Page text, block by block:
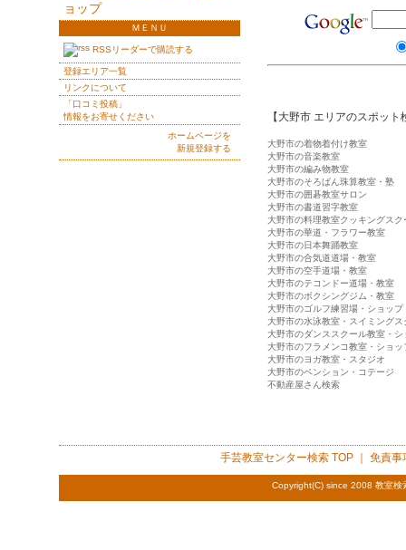
【大野市 エリアのスポット
大野市の着物着付け教室
大野市の音楽教室
大野市の編み物教室
大野市のそろばん珠算教室・塾
大野市の囲碁教室サロン
大野市の書道習字教室
大野市の料理教室クッキングスク
大野市の華道・フラワー教室
大野市の日本舞踊教室
大野市の合気道道場・教室
大野市の空手道場・教室
大野市のテコンドー道場・教室
大野市のボクシングジム・教室
大野市のゴルフ練習場・ショップ
大野市の水泳教室・スイミングス
大野市のダンススクール教室・シ
大野市のフラメンコ教室・ショッ
大野市のヨガ教室・スタジオ
大野市のペンション・コテージ
不動産屋さん検索
ョップ
ＭＥＮＵ
RSSリーダーで購読する
登録エリア一覧
リンクについて
「口コミ投稿」
情報をお寄せください
ホームページを
新規登録する
手芸教室センター検索TOP ｜ 免責事
Copyright(C) since 2008 教室検